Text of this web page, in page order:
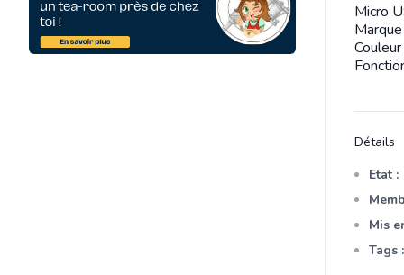
Micro
Détails
Etat :
Mis
Tags :